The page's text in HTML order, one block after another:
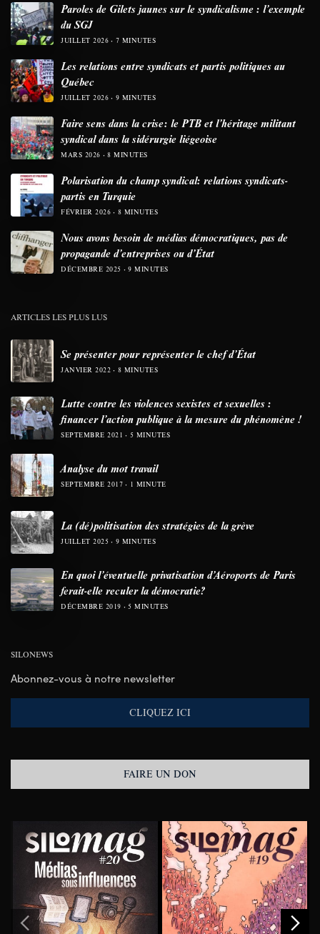
Paroles de Gilets jaunes sur le syndicalisme : l’exemple
du SGJ
JUILLET 2026 7 MINUTES
Les relations entre syndicats et partis politiques au
Québec
JUILLET 2026 9 MINUTES
Faire sens dans la crise: le PTB et l’héritage militant
syndical dans la sidérurgie liégeoise
MARS 2026 8 MINUTES
Polarisation du champ syndical: relations syndicats-
partis en Turquie
FÉVRIER 2026 8 MINUTES
Nous avons besoin de médias démocratiques, pas de
propagande d’entreprises ou d’État
DÉCEMBRE 2025 9 MINUTES
ARTICLES LES PLUS LUS
Se présenter pour représenter le chef d’État
JANVIER 2022 8 MINUTES
Lutte contre les violences sexistes et sexuelles :
financer l’action publique à la mesure du phénomène !
SEPTEMBRE 2021 5 MINUTES
Analyse du mot travail
SEPTEMBRE 2017 1 MINUTE
La (dé)politisation des stratégies de la grève
JUILLET 2025 9 MINUTES
En quoi l’éventuelle privatisation d’Aéroports de Paris
ferait-elle reculer la démocratie?
DÉCEMBRE 2019 5 MINUTES
SILONEWS
Abonnez-vous à notre newsletter
CLIQUEZ ICI
FAIRE UN DON